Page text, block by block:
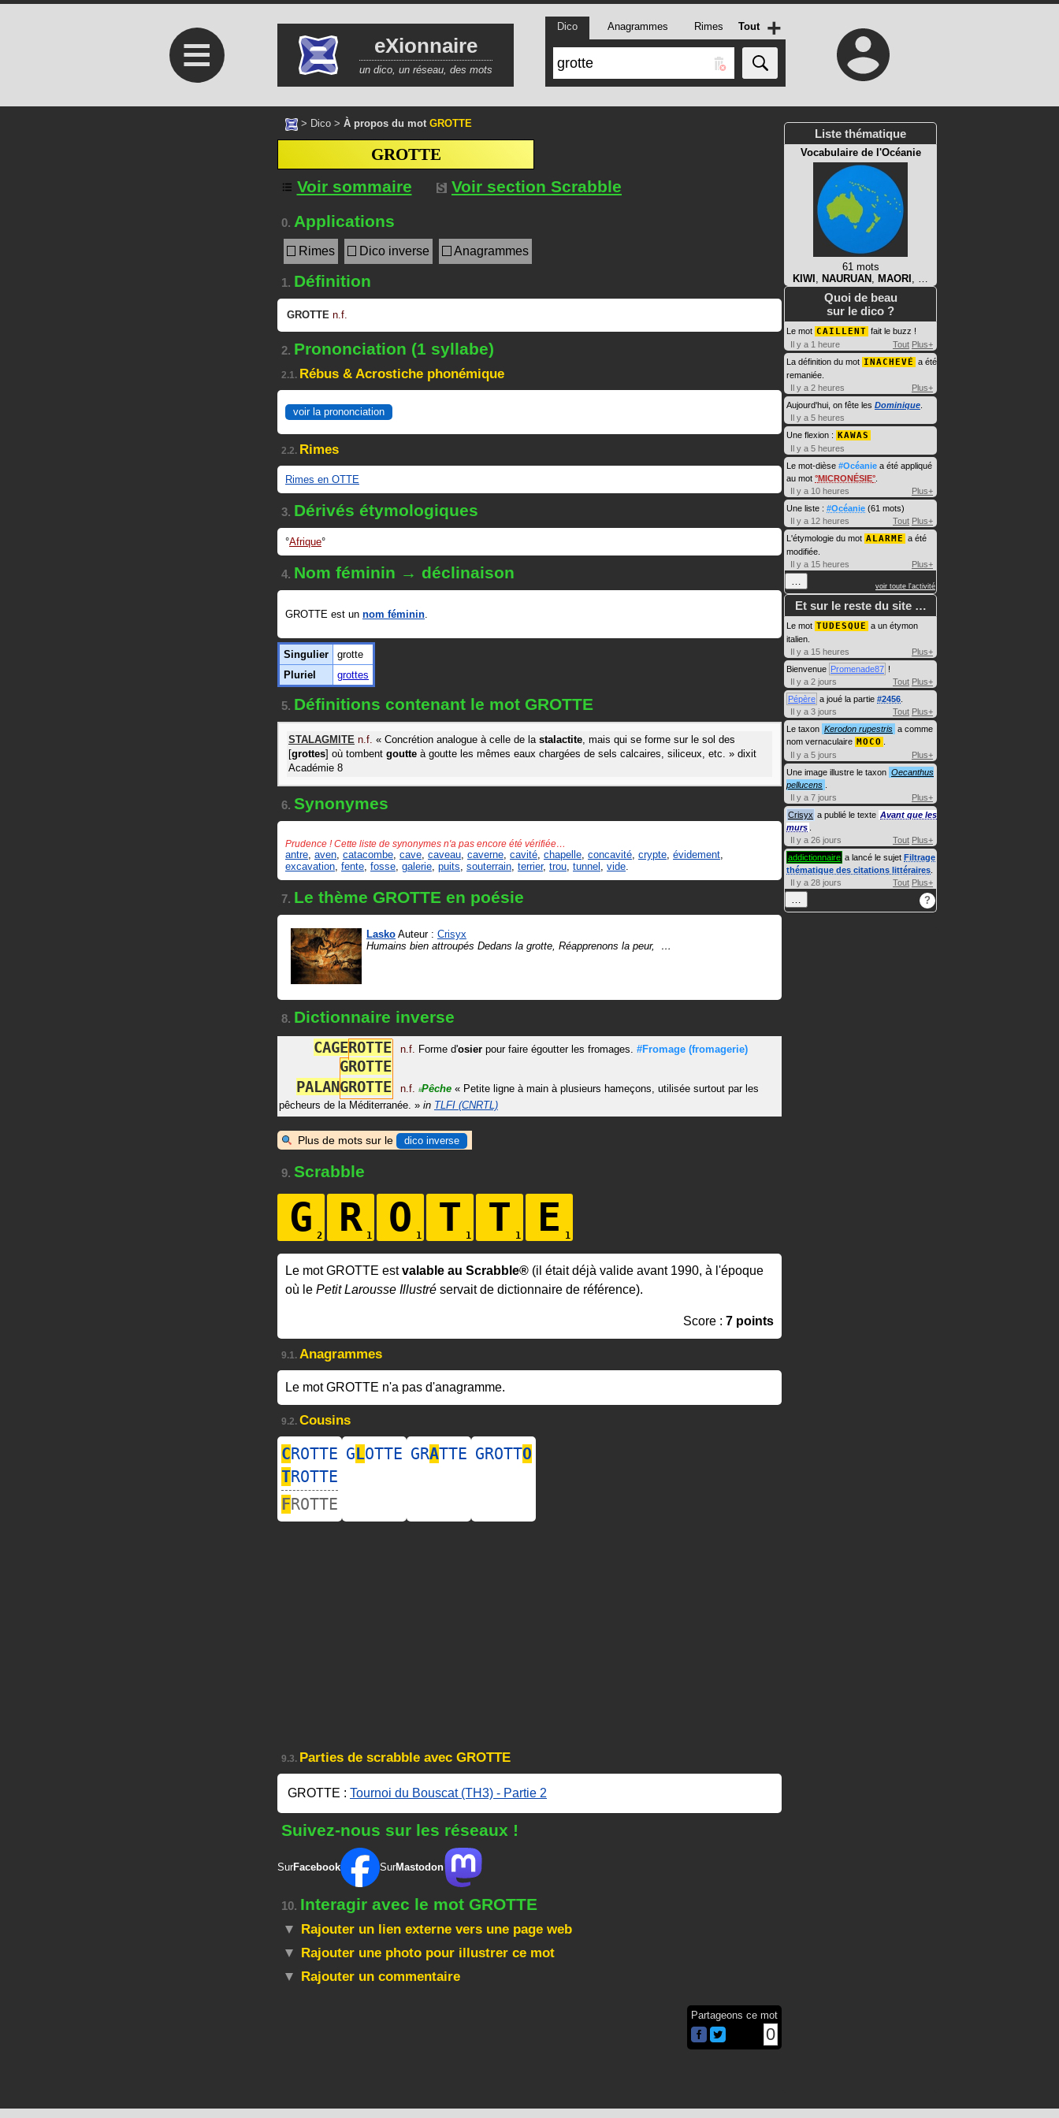
≡ eXionnaire
un dico, un réseau, des mots
Dico Anagrammes Rimes Tout +
> Dico > À propos du mot GROTTE
GROTTE
Voir sommaire
Voir section Scrabble
0. Applications
Rimes Dico inverse Anagrammes
1. Définition
GROTTE n.f.
2. Prononciation (1 syllabe)
2.1. Rébus & Acrostiche phonémique
voir la prononciation
2.2. Rimes
Rimes en OTTE
3. Dérivés étymologiques
Afrique
4. Nom féminin → déclinaison
GROTTE est un nom féminin.
Singulier
grotte
Pluriel
grottes
5. Définitions contenant le mot GROTTE
STALAGMITE n.f. « Concrétion analogue à celle de la stalactite, mais qui se forme sur le sol des
[grottes] où tombent goutte à goutte les mêmes eaux chargées de sels calcaires, siliceux, etc. » dixit
Académie 8
6. Synonymes
Prudence ! Cette liste de synonymes n'a pas encore été vérifiée…
antre aven catacombe cave caveau caverne cavité chapelle concavité crypte évidement
excavation fente fosse galerie puits souterrain terrier, trou tunnel vide
7. Le thème GROTTE en poésie
Lasko Auteur : Crisyx
Humains bien attroupés Dedans la grotte, Réapprenons la peur, …
8. Dictionnaire inverse
CAGEROTTE n.f. Forme d'osier pour faire égoutter les fromages. #Fromage (fromagerie)
GROTTE
PALANGROTTE n.f. #Pêche « Petite ligne à main à plusieurs hameçons, utilisée surtout par les
pêcheurs de la Méditerranée. » in TLFI (CNRTL)
Plus de mots sur le dico inverse
9. Scrabble
G R O T T E
Le mot GROTTE estvalable au Scrabble® (il était déjà valide avant 1990, à l'époque
où le Petit Larousse Illustré servait de dictionnaire de référence).
Score : 7 points
9.1. Anagrammes
Le mot GROTTE n'a pas d'anagramme.
9.2. Cousins
CROTTE
TROTTE
FROTTE
GLOTTE GRATTE GROTTO
9.3. Parties de scrabble avec GROTTE
GROTTE : Tournoi du Bouscat (TH3) - Partie 2
Suivez-nous sur les réseaux !
SurFacebook SurMastodon
10. Interagir avec le mot GROTTE
Rajouter un lien externe vers une page web
Rajouter une photo pour illustrer ce mot
Rajouter un commentaire
Partageons ce mot
0
Liste thématique
Vocabulaire de l'Océanie
61 mots
KIWI , NAURUAN , MAORI , …
Quoi de beau
sur le dico ?
Le mot CAILLENT fait le buzz !
Il y a 1 heure
Tout Plus+
La définition du mot INACHEVÉ a été
remaniée.
Il y a 2 heures
Plus+
Aujourd'hui, on fête les Dominique
Il y a 5 heures
Une flexion : KAWAS
Il y a 5 heures
Le mot-dièse #Océanie a été appliqué
au mot MICRONÉSIE
Il y a 10 heures
Plus+
Une liste : #Océanie (61 mots)
Il y a 12 heures
Tout Plus+
L'étymologie du mot ALARME a été
modifiée.
Il y a 15 heures
Plus+
… voir toute l'activité
Et sur le reste du site …
Le mot TUDESQUE a un étymon
italien.
Il y a 15 heures
Plus+
Bienvenue Promenade87 !
Il y a 2 jours
Tout Plus+
Pépère a joué la partie #2456
Il y a 3 jours
Tout Plus+
Le taxon Kerodon rupestris a comme
nom vernaculaire MOCO
Il y a 5 jours
Plus+
Une image illustre le taxon Oecanthus
pellucens
Il y a 7 jours
Plus+
Crisyx a publié le texte Avant que les
murs
Il y a 26 jours
Tout Plus+
addictionnaire a lancé le sujet Filtrage
thématique des citations littéraires
Il y a 28 jours
Tout Plus+
… ?